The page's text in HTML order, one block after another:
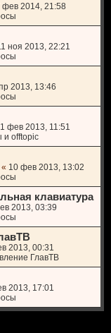
фев 2014, 21:58
ноя 2013, 22:21
2013, 13:46
фев 2013, 11:51
и offtopic
« 10 фев 2013, 13:02
клавиатура
2013, 03:39
2013, 00:31
ГлавТВ
2013, 17:01